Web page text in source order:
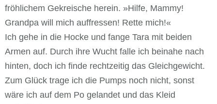
fröhlichem Gekreische herein. »Hilfe, Mammy!
Grandpa will mich auffressen! Rette mich!«
Ich gehe in die Hocke und fange Tara mit beiden
Armen auf. Durch ihre Wucht falle ich beinahe nach
hinten, doch ich finde rechtzeitig das Gleichgewicht.
Zum Glück trage ich die Pumps noch nicht, sonst
wäre ich auf dem Po gelandet und das Kleid